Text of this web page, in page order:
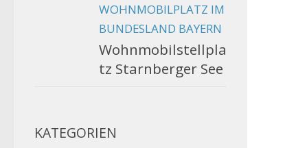
WOHNMOBILPLATZ IM
BUNDESLAND BAYERN
Wohnmobilstellpla
tz Starnberger See
KATEGORIEN